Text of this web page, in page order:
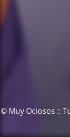
© Muy Ociosos ::